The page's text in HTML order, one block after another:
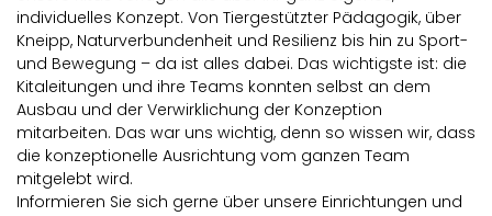
individuelles Konzept. Von Tiergestützter Pädagogik, über
Kneipp, Naturverbundenheit und Resilienz bis hin zu Sport-
und Bewegung – da ist alles dabei. Das wichtigste ist: die
Kitaleitungen und ihre Teams konnten selbst an dem
Ausbau und der Verwirklichung der Konzeption
mitarbeiten. Das war uns wichtig, denn so wissen wir, dass
die konzeptionelle Ausrichtung vom ganzen Team
mitgelebt wird.
Informieren Sie sich gerne über unsere Einrichtungen und